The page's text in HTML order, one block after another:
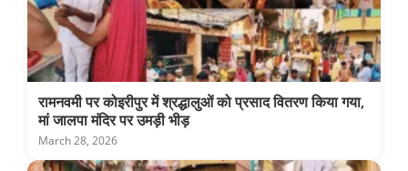
रामनवमी पर कोइरीपुर में श्रद्धालुओं को प्रसाद वितरण किया गया,
मां जालपा मंदिर पर उमड़ी भीड़
March 28, 2026